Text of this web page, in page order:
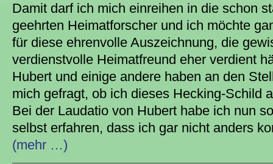
Damit darf ich mich einreihen in die schon
geehrten Heimatforscher und ich möchte
für diese ehrenvolle Auszeichnung, die
verdienstvolle Heimatfreund eher verdient
Hubert und einige andere haben an den
mich gefragt, ob ich dieses Hecking-Schild
Bei der Laudatio von Hubert habe ich nun
selbst erfahren, dass ich gar nicht anders
(mehr …)